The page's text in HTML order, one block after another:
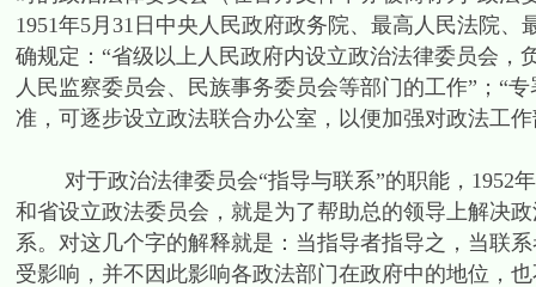
1951年5月31日中央人民政府政务院、最高人民法院
确规定：“省级以上人民政府内设立政治法律委员会
人民监察委员会、民族事务委员会等部门的工作”；“
准，可逐步设立政法联合办公室，以便加强对政法工
对于政治法律委员会“指导与联系”的职能，1952年
和省设立政法委员会，就是为了帮助总的领导上解决
系。对这几个字的解释就是：当指导者指导之，当联
受影响，并不因此影响各政法部门在政府中的地位，